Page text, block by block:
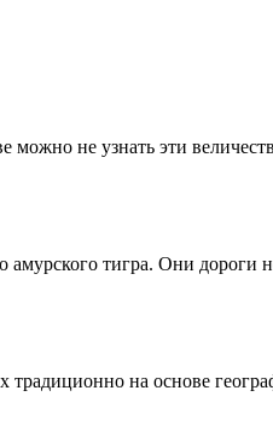
можно не узнать эти
тигра. Они дороги
на основе